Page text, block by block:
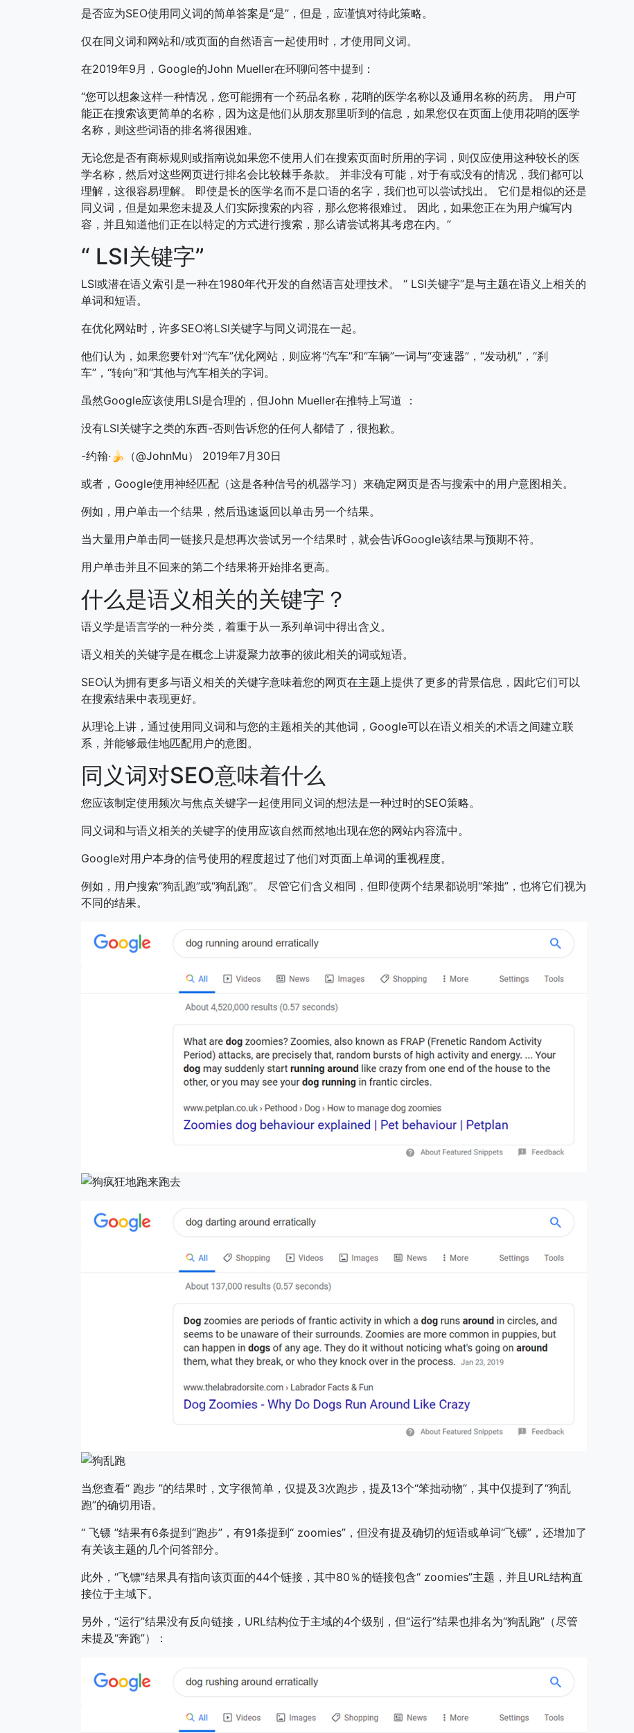
是否应为SEO使用同义词的简单答案是“是”，但是，应谨慎对待此策略。
仅在同义词和网站和/或页面的自然语言一起使用时，才使用同义词。
在2019年9月，Google的John Mueller在环聊问答中提到：
“您可以想象这样一种情况，您可能拥有一个药品名称，花哨的医学名称以及通用名称的药房。 用户可
能正在搜索该更简单的名称，因为这是他们从朋友那里听到的信息，如果您仅在页面上使用花哨的医学
名称，则这些词语的排名将很困难。
无论您是否有商标规则或指南说如果您不使用人们在搜索页面时所用的字词，则仅应使用这种较长的医
学名称，然后对这些网页进行排名会比较棘手条款。 并非没有可能，对于有或没有的情况，我们都可以
理解，这很容易理解。 即使是长的医学名而不是口语的名字，我们也可以尝试找出。 它们是相似的还是
同义词，但是如果您未提及人们实际搜索的内容，那么您将很难过。 因此，如果您正在为用户编写内
容，并且知道他们正在以特定的方式进行搜索，那么请尝试将其考虑在内。”
“ LSI关键字”
LSI或潜在语义索引是一种在1980年代开发的自然语言处理技术。 “ LSI关键字”是与主题在语义上相关的
单词和短语。
在优化网站时，许多SEO将LSI关键字与同义词混在一起。
他们认为，如果您要针对“汽车”优化网站，则应将“汽车”和“车辆”一词与“变速器”，“发动机”，“刹
车”，“转向”和“其他与汽车相关的字词。
虽然Google应该使用LSI是合理的，但John Mueller在推特上写道 ：
没有LSI关键字之类的东西-否则告诉您的任何人都错了，很抱歉。
-约翰·🍌（@JohnMu） 2019年7月30日
或者，Google使用神经匹配（这是各种信号的机器学习）来确定网页是否与搜索中的用户意图相关。
例如，用户单击一个结果，然后迅速返回以单击另一个结果。
当大量用户单击同一链接只是想再次尝试另一个结果时，就会告诉Google该结果与预期不符。
用户单击并且不回来的第二个结果将开始排名更高。
什么是语义相关的关键字？
语义学是语言学的一种分类，着重于从一系列单词中得出含义。
语义相关的关键字是在概念上讲凝聚力故事的彼此相关的词或短语。
SEO认为拥有更多与语义相关的关键字意味着您的网页在主题上提供了更多的背景信息，因此它们可以
在搜索结果中表现更好。
从理论上讲，通过使用同义词和与您的主题相关的其他词，Google可以在语义相关的术语之间建立联
系，并能够最佳地匹配用户的意图。
同义词对SEO意味着什么
您应该制定使用频次与焦点关键字一起使用同义词的想法是一种过时的SEO策略。
同义词和与语义相关的关键字的使用应该自然而然地出现在您的网站内容流中。
Google对用户本身的信号使用的程度超过了他们对页面上单词的重视程度。
例如，用户搜索“狗乱跑”或“狗乱跑”。 尽管它们含义相同，但即使两个结果都说明“笨拙”，也将它们视为
不同的结果。
当您查看“ 跑步 ”的结果时，文字很简单，仅提及3次跑步，提及13个“笨拙动物”，其中仅提到了“狗乱
跑”的确切用语。
“ 飞镖 ”结果有6条提到“跑步”，有91条提到“ zoomies”，但没有提及确切的短语或单词“飞镖”，还增加了
有关该主题的几个问答部分。
此外，“飞镖”结果具有指向该页面的44个链接，其中80％的链接包含“ zoomies”主题，并且URL结构直
接位于主域下。
另外，“运行”结果没有反向链接，URL结构位于主域的4个级别，但“运行”结果也排名为“狗乱跑”（尽管
未提及“奔跑”）：